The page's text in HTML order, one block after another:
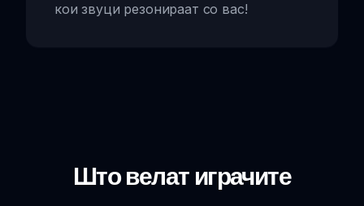
кои звуци резонираат со вас!
Што велат играчите